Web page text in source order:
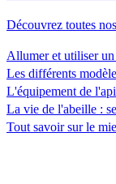
Découvrez toutes
Allumer et utiliser
Les différents
L'équipement de
La vie de l'abeille :
Tout savoir sur le